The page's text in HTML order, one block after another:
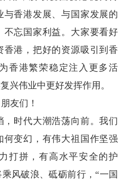
与香港发展、与国家发展的
不忘国家利益。大家要看好
香港，把好的资源吸引到香
香港繁荣稳定注入更多活
兴伟业中更好发挥作用。
友们！
，时代大潮浩荡向前。我们
何变幻，有伟大祖国作坚强
打拼，有高水平安全的护
风破浪、砥砺前行，“一国